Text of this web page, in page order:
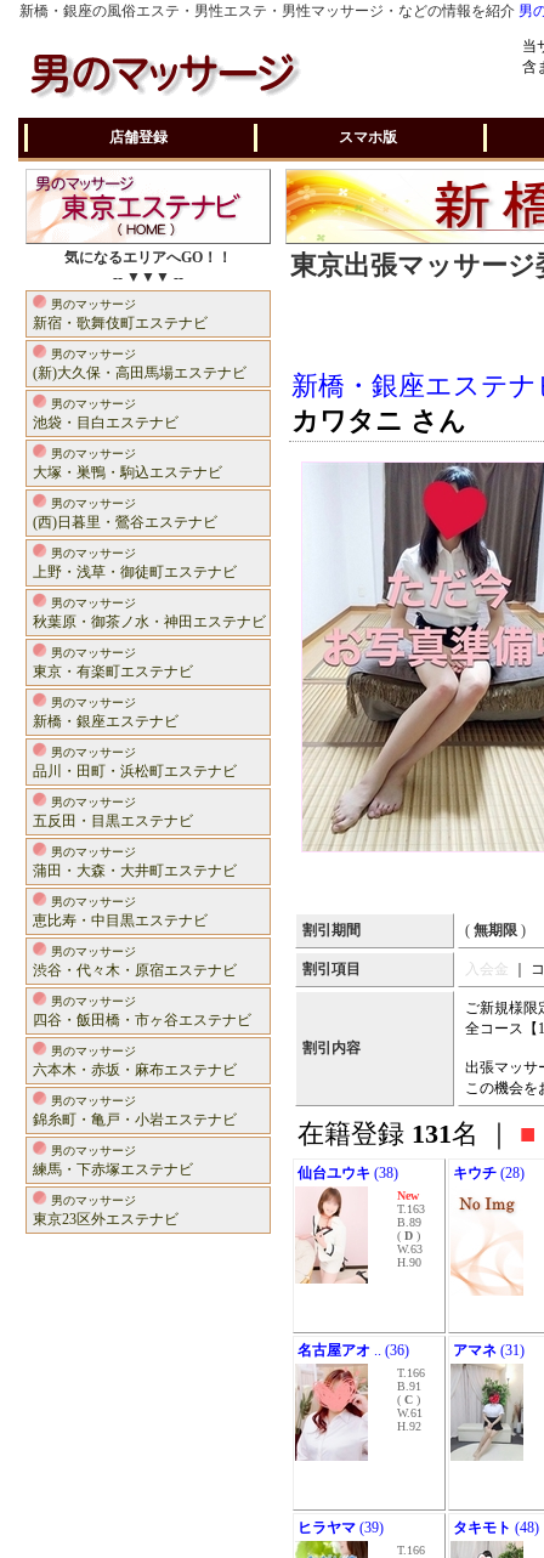
新橋・銀座の風俗エステ・男性エステ・男性マッサージ・などの情報を紹介 男
当
含
店舗登録 スマホ版
気になるエリアへGO！！
-- ▼▼▼ --
男のマッサージ
新宿・歌舞伎町エステナビ
男のマッサージ
(新)大久保・高田馬場エステナビ
男のマッサージ
池袋・目白エステナビ
男のマッサージ
大塚・巣鴨・駒込エステナビ
男のマッサージ
(西)日暮里・鶯谷エステナビ
男のマッサージ
上野・浅草・御徒町エステナビ
男のマッサージ
秋葉原・御茶ノ水・神田エステナビ
男のマッサージ
東京・有楽町エステナビ
男のマッサージ
新橋・銀座エステナビ
男のマッサージ
品川・田町・浜松町エステナビ
男のマッサージ
五反田・目黒エステナビ
男のマッサージ
蒲田・大森・大井町エステナビ
男のマッサージ
恵比寿・中目黒エステナビ
男のマッサージ
渋谷・代々木・原宿エステナビ
男のマッサージ
四谷・飯田橋・市ヶ谷エステナビ
男のマッサージ
六本木・赤坂・麻布エステナビ
男のマッサージ
錦糸町・亀戸・小岩エステナビ
男のマッサージ
練馬・下赤塚エステナビ
男のマッサージ
東京23区外エステナビ
東京出張マッサー
新橋・銀座エステ
カワタニ さん
割引期間 ( 無期限 )
割引項目 入会金 ｜
割引内容
ご新規様限
全コース【
出張マッサ
この機会を
在籍登録 131名 ｜ ■
仙台ユウキ (38)
New
T.163
B.89
( D )
W.63
H.90
キウチ (28)
名古屋アオ .. (36)
T.166
B.91
( C )
W.61
H.92
アマネ (31)
ヒラヤマ (39)
T.166
タキモト (48)